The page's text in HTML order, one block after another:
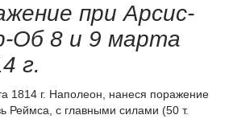
при Арсис-
Об 8 и 9 марта
г.
1814 г. Наполеон, нанеся поражение
Реймса, с главными силами (50 т.